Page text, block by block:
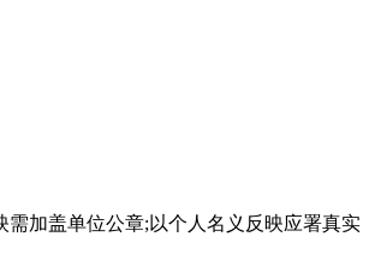
加盖单位公章;以个人名义反映应署真实